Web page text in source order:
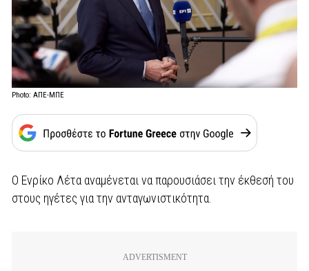
Photo: ΑΠΕ-ΜΠΕ
Ο Ενρίκο Λέτα αναμένεται να παρουσιάσει την έκθεσή του
στους ηγέτες για την ανταγωνιστικότητα.